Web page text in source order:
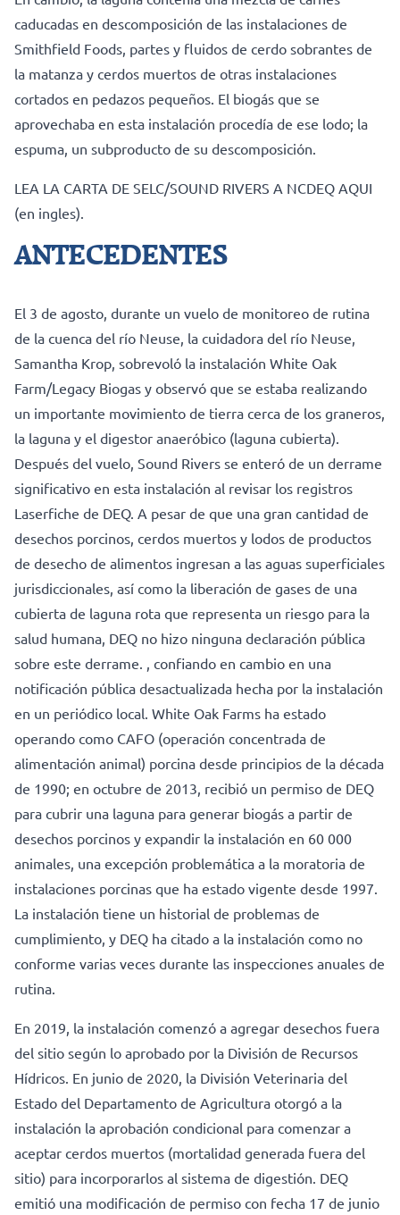
caducadas en descomposición de las instalaciones de
Smithfield Foods, partes y fluidos de cerdo sobrantes de
la matanza y cerdos muertos de otras instalaciones
cortados en pedazos pequeños. El biogás que se
aprovechaba en esta instalación procedía de ese lodo; la
espuma, un subproducto de su descomposición.
LEA LA CARTA DE SELC/SOUND RIVERS A NCDEQ AQUI
(en ingles).
ANTECEDENTES
El 3 de agosto, durante un vuelo de monitoreo de rutina
de la cuenca del río Neuse, la cuidadora del río Neuse,
Samantha Krop, sobrevoló la instalación White Oak
Farm/Legacy Biogas y observó que se estaba realizando
un importante movimiento de tierra cerca de los graneros,
la laguna y el digestor anaeróbico (laguna cubierta).
Después del vuelo, Sound Rivers se enteró de un derrame
significativo en esta instalación al revisar los registros
Laserfiche de DEQ. A pesar de que una gran cantidad de
desechos porcinos, cerdos muertos y lodos de productos
de desecho de alimentos ingresan a las aguas superficiales
jurisdiccionales, así como la liberación de gases de una
cubierta de laguna rota que representa un riesgo para la
salud humana, DEQ no hizo ninguna declaración pública
sobre este derrame. , confiando en cambio en una
notificación pública desactualizada hecha por la instalación
en un periódico local. White Oak Farms ha estado
operando como CAFO (operación concentrada de
alimentación animal) porcina desde principios de la década
de 1990; en octubre de 2013, recibió un permiso de DEQ
para cubrir una laguna para generar biogás a partir de
desechos porcinos y expandir la instalación en 60 000
animales, una excepción problemática a la moratoria de
instalaciones porcinas que ha estado vigente desde 1997.
La instalación tiene un historial de problemas de
cumplimiento, y DEQ ha citado a la instalación como no
conforme varias veces durante las inspecciones anuales de
rutina.
En 2019, la instalación comenzó a agregar desechos fuera
del sitio según lo aprobado por la División de Recursos
Hídricos. En junio de 2020, la División Veterinaria del
Estado del Departamento de Agricultura otorgó a la
instalación la aprobación condicional para comenzar a
aceptar cerdos muertos (mortalidad generada fuera del
sitio) para incorporarlos al sistema de digestión. DEQ
emitió una modificación de permiso con fecha 17 de junio